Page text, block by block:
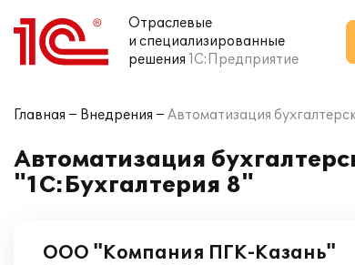
Отраслевые
и специализированные
решения 1С:Предприятие
Главная Внедрения Автоматизация
Автоматизация
"1С:Бухгалтерия 8"
ООО "Компания ПГК-Казань"